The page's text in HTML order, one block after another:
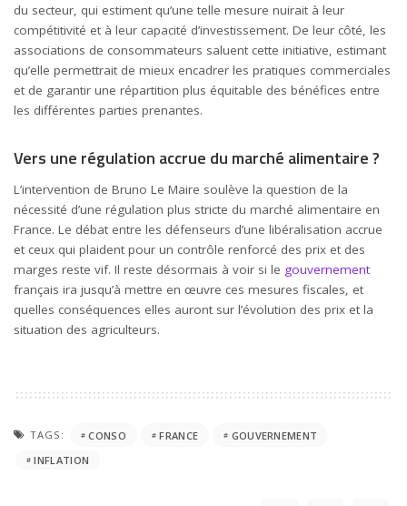
du secteur, qui estiment qu’une telle mesure nuirait à leur
compétitivité et à leur capacité d’investissement. De leur côté, les
associations de consommateurs saluent cette initiative, estimant
qu’elle permettrait de mieux encadrer les pratiques commerciales
et de garantir une répartition plus équitable des bénéfices entre
les différentes parties prenantes.
Vers une régulation accrue du marché alimentaire ?
L’intervention de Bruno Le Maire soulève la question de la
nécessité d’une régulation plus stricte du marché alimentaire en
France. Le débat entre les défenseurs d’une libéralisation accrue
et ceux qui plaident pour un contrôle renforcé des prix et des
marges reste vif. Il reste désormais à voir si le gouvernement
français ira jusqu’à mettre en œuvre ces mesures fiscales, et
quelles conséquences elles auront sur l’évolution des prix et la
situation des agriculteurs.
TAGS: CONSO FRANCE
GOUVERNEMENT
INFLATION